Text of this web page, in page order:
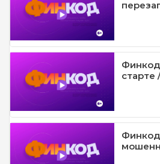
старте